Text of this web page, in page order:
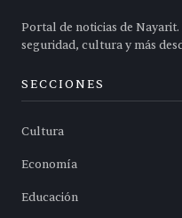
Portal de noticias de
seguridad, cultura y más
SECCIONES
Cultura
Economía
Educación